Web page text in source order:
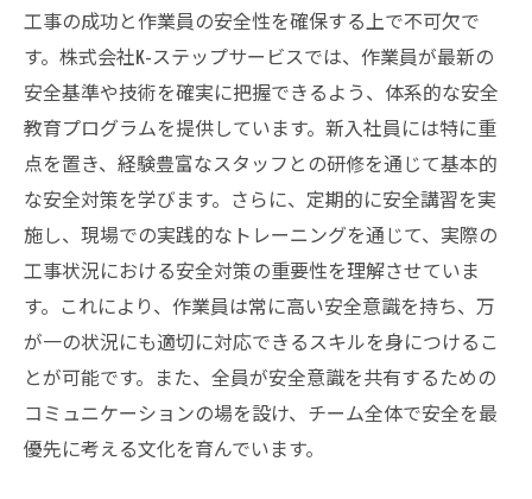
工事の成功と作業員の安全性を確保する上で不可欠で
す。株式会社K-ステップサービスでは、作業員が最新の
安全基準や技術を確実に把握できるよう、体系的な安全
教育プログラムを提供しています。新入社員には特に重
点を置き、経験豊富なスタッフとの研修を通じて基本的
な安全対策を学びます。さらに、定期的に安全講習を実
施し、現場での実践的なトレーニングを通じて、実際の
工事状況における安全対策の重要性を理解させていま
す。これにより、作業員は常に高い安全意識を持ち、万
が一の状況にも適切に対応できるスキルを身につけるこ
とが可能です。また、全員が安全意識を共有するための
コミュニケーションの場を設け、チーム全体で安全を最
優先に考える文化を育んでいます。